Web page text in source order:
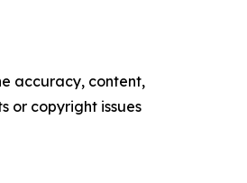
accuracy, content,
or copyright issues